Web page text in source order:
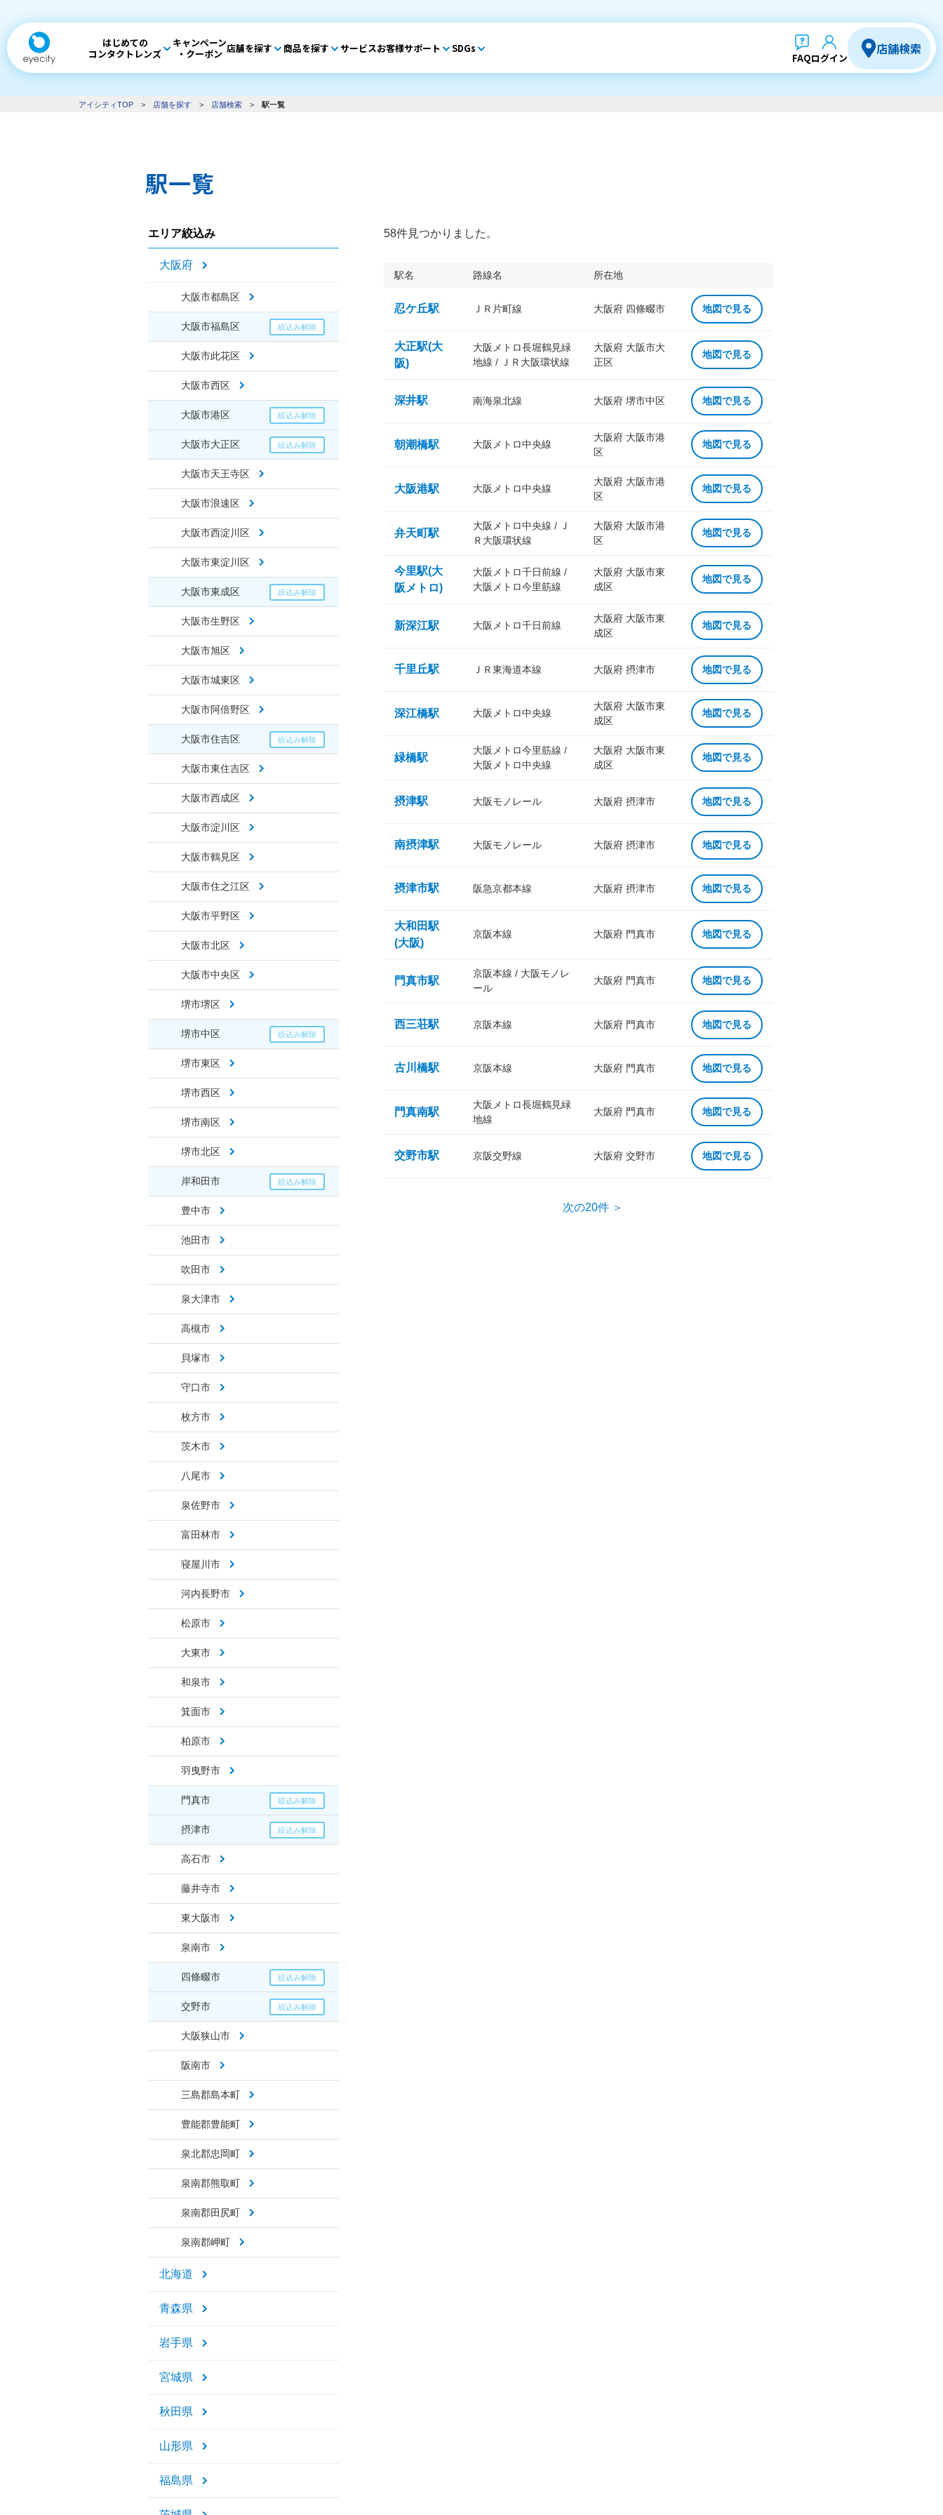
はじめての
コンタクトレンズ
キャンペーン
・クーポン 店舗を探す 商品を探す サービスお客様サポート SDGs
FAQログイン
店舗検索
アイシティTOP > 店舗を探す > 店舗検索 > 駅一覧
駅一覧
エリア絞込み
大阪府
大阪市都島区
大阪市福島区
大阪市此花区
大阪市西区
大阪市港区
大阪市大正区
大阪市天王寺区
大阪市浪速区
大阪市西淀川区
大阪市東淀川区
大阪市東成区
大阪市生野区
大阪市旭区
大阪市城東区
大阪市阿倍野区
大阪市住吉区
大阪市東住吉区
大阪市西成区
大阪市淀川区
大阪市鶴見区
大阪市住之江区
大阪市平野区
大阪市北区
大阪市中央区
堺市堺区
堺市中区
堺市東区
堺市西区
堺市南区
堺市北区
岸和田市
豊中市
池田市
吹田市
泉大津市
高槻市
貝塚市
守口市
枚方市
茨木市
八尾市
泉佐野市
富田林市
寝屋川市
河内長野市
松原市
大東市
和泉市
箕面市
柏原市
羽曳野市
門真市
摂津市
高石市
藤井寺市
東大阪市
泉南市
四條畷市
交野市
大阪狭山市
阪南市
三島郡島本町
豊能郡豊能町
泉北郡忠岡町
泉南郡熊取町
泉南郡田尻町
泉南郡岬町
北海道
青森県
岩手県
宮城県
秋田県
山形県
福島県
58件見つかりました。
駅名 路線名 所在地
忍ケ丘駅 ＪＲ片町線 大阪府 四條畷市 地図で見る
大正駅(大
阪)
大阪メトロ長堀鶴見緑
地線 / ＪＲ大阪環状線
大阪府 大阪市大
正区
地図で見る
深井駅 南海泉北線 大阪府 堺市中区 地図で見る
朝潮橋駅 大阪メトロ中央線
大阪府 大阪市港
区
地図で見る
大阪港駅 大阪メトロ中央線
大阪府 大阪市港
区
地図で見る
弁天町駅
大阪メトロ中央線 / Ｊ
Ｒ大阪環状線
大阪府 大阪市港
区
地図で見る
今里駅(大
阪メトロ)
大阪メトロ千日前線 /
大阪メトロ今里筋線
大阪府 大阪市東
成区
地図で見る
新深江駅 大阪メトロ千日前線
大阪府 大阪市東
成区
地図で見る
千里丘駅 ＪＲ東海道本線 大阪府 摂津市 地図で見る
深江橋駅 大阪メトロ中央線
大阪府 大阪市東
成区
地図で見る
緑橋駅
大阪メトロ今里筋線 /
大阪メトロ中央線
大阪府 大阪市東
成区
地図で見る
摂津駅 大阪モノレール 大阪府 摂津市 地図で見る
南摂津駅 大阪モノレール 大阪府 摂津市 地図で見る
摂津市駅 阪急京都本線 大阪府 摂津市 地図で見る
大和田駅
(大阪)
京阪本線 大阪府 門真市 地図で見る
門真市駅
京阪本線 / 大阪モノレ
ール
大阪府 門真市 地図で見る
西三荘駅 京阪本線 大阪府 門真市 地図で見る
古川橋駅 京阪本線 大阪府 門真市 地図で見る
門真南駅
大阪メトロ長堀鶴見緑
地線
大阪府 門真市 地図で見る
交野市駅 京阪交野線 大阪府 交野市 地図で見る
次の20件 ＞